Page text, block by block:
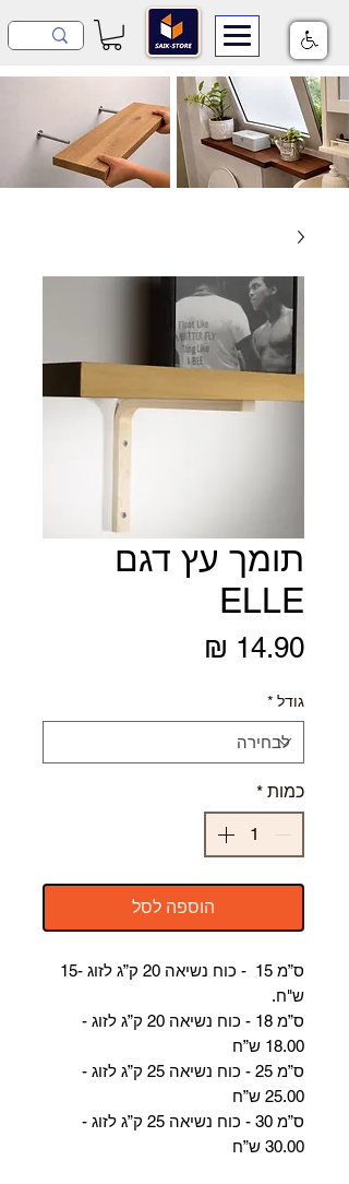
תומך עץ דגם
ELLE
גודל *
כמות *
הוספה לסל
ס”מ - כוח נשיאה 20 ק”ג לזוג -15
ש"ח.
ס”מ 18
- כוח נשיאה 20 ק”ג לזוג -
18.00 ש”ח
ס”מ - כוח נשיאה 25 ק”ג לזוג -
25.00 ש”ח
ס”מ 30 - כוח נשיאה 25 ק”ג לזוג -
30.00 ש”ח